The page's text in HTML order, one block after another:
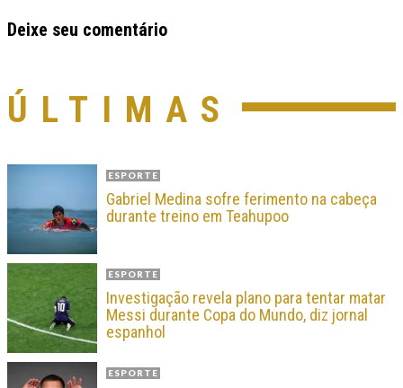
Deixe seu comentário
ÚLTIMAS
ESPORTE
Gabriel Medina sofre ferimento na cabeça
durante treino em Teahupoo
ESPORTE
Investigação revela plano para tentar matar
Messi durante Copa do Mundo, diz jornal
espanhol
ESPORTE